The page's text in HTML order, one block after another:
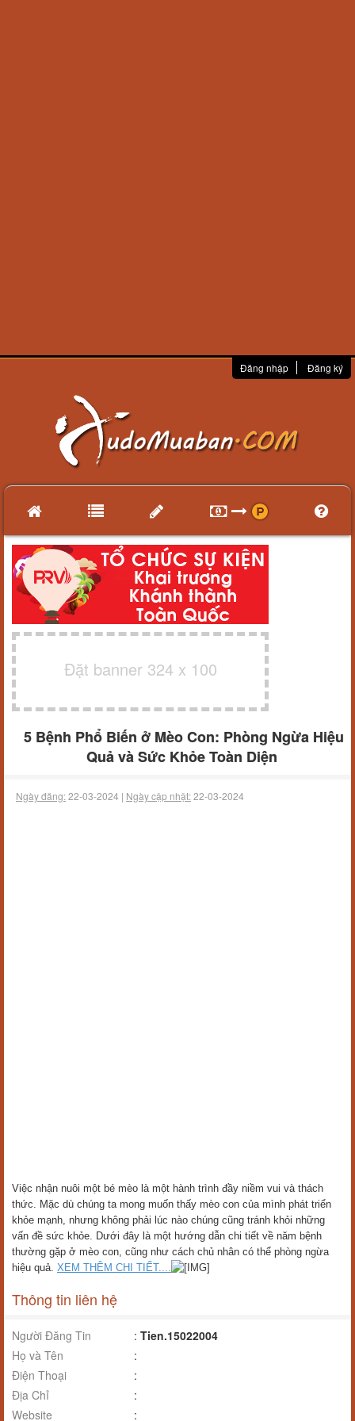
Đăng nhập Đăng ký
Đặt banner 324 x 100
5 Bệnh Phổ Biến ở Mèo Con: Phòng Ngừa Hiệu
Quả và Sức Khỏe Toàn Diện
Ngày đăng:22-03-2024 | Ngày cập nhật:22-03-2024
Việc nhận nuôi một bé mèo là một hành trình đầy niềm vui và thách
thức. Mặc dù chúng ta mong muốn thấy mèo con của mình phát triển
khỏe mạnh, nhưng không phải lúc nào chúng cũng tránh khỏi những
vấn đề sức khỏe. Dưới đây là một hướng dẫn chi tiết về năm bệnh
thường gặp ở mèo con, cũng như cách chủ nhân có thể phòng ngừa
hiệu quả. XEM THÊM CHI TIẾT....
Thông tin liên hệ
Người Đăng Tin : Tien.15022004
Họ và Tên
:
Điện Thoại
:
Địa Chỉ
:
Website
: